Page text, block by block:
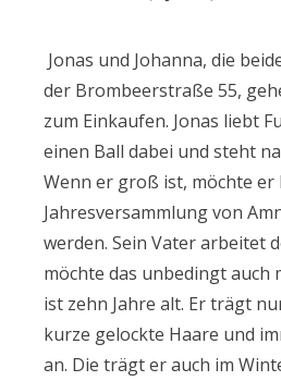
Jonas und Johanna, die
der Brombeerstraße 55,
zum Einkaufen. Jonas liebt
einen Ball dabei und steht
Wenn er groß ist, möchte
Jahresversammlung von
werden. Sein Vater arbeitet
möchte das unbedingt auch
ist zehn Jahre alt. Er trägt
kurze gelockte Haare und
an. Die trägt er auch im